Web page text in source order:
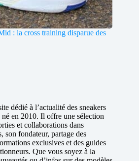
: la cross training disparue des
dédié à l’actualité des sneakers
en 2010. Il offre une sélection
et collaborations dans
son fondateur, partage des
exclusives et des guides
Que vous soyez à la